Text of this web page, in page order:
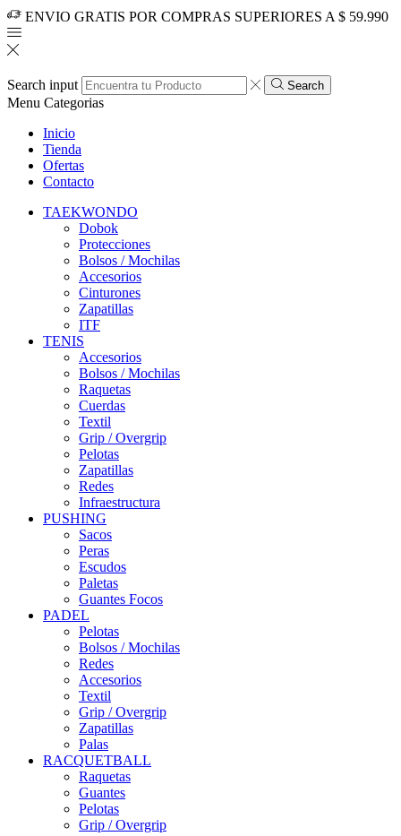
ENVIO GRATIS POR COMPRAS SUPERIORES A $ 59.990
Search input Search
Menu Categorias
Inicio
Tienda
Ofertas
Contacto
TAEKWONDO
Dobok
Protecciones
Bolsos / Mochilas
Accesorios
Cinturones
Zapatillas
ITF
TENIS
Accesorios
Bolsos / Mochilas
Raquetas
Cuerdas
Textil
Grip / Overgrip
Pelotas
Zapatillas
Redes
Infraestructura
PUSHING
Sacos
Peras
Escudos
Paletas
Guantes Focos
PADEL
Pelotas
Bolsos / Mochilas
Redes
Accesorios
Textil
Grip / Overgrip
Zapatillas
Palas
RACQUETBALL
Raquetas
Guantes
Pelotas
Grip / Overgrip